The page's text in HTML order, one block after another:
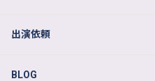
出演依頼
BLOG